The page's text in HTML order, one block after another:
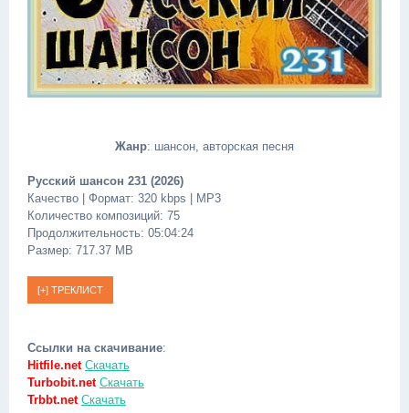
Жанр: шансон, авторская песня
Русский шансон 231 (2026)
Качество | Формат: 320 kbps | MP3
Количество композиций: 75
Продолжительность: 05:04:24
Размер: 717.37 MB
Ссылки на скачивание:
Hitfile.net Скачать
Turbobit.net Скачать
Trbbt.net Скачать